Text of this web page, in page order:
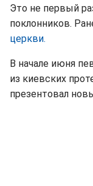
Это не первый
поклонников.
церкви.
В начале июня
из киевских
презентовал